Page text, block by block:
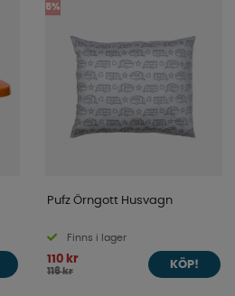
5%
Pufz Örngott Husvagn
Finns i lager
110 kr
116 kr
KÖP!